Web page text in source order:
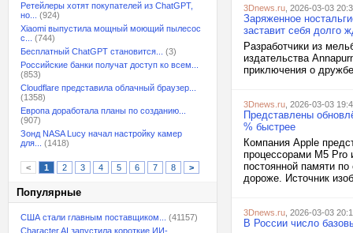
Ретейлеры хотят покупателей из ChatGPT,
но...
(924)
Xiaomi выпустила мощный моющий пылесос
с...
(744)
Бесплатный ChatGPT становится...
(3)
Российские банки получат доступ ко всем...
(853)
Cloudflare представила облачный браузер...
(1358)
Европа доработала планы по созданию...
(907)
Зонд NASA Lucy начал настройку камер
для...
(1418)
< 1 2 3 4 5 6 7 8 >
Популярные
США стали главным поставщиком...
(41157)
Character.AI запустила короткие ИИ-
3Dnews.ru , 2026-03-03
Заряженное
заставит себя долго
Разработчики из
издательства
приключения о
3Dnews.ru , 2026-03-03
Представлены
% быстрее
Компания Apple
процессорами M5 Pro
постоянной памяти
дороже. Источник
3Dnews.ru , 2026-03-03
В России число